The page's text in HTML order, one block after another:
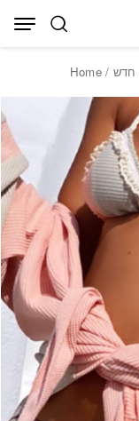
Skip to Content
Home/ חדש
Back top top